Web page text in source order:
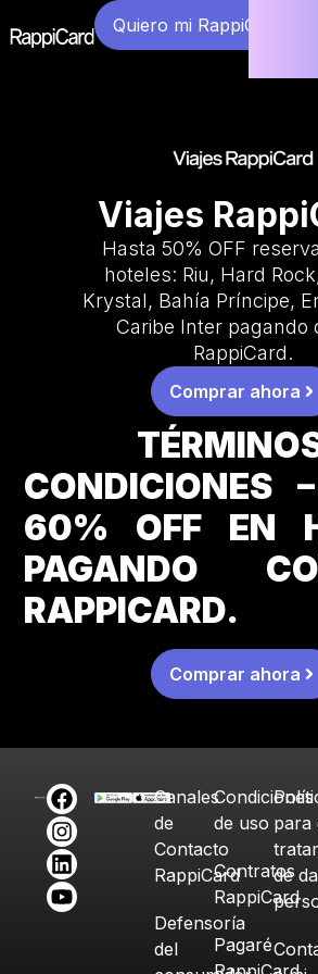
Quiero mi RappiCard
Viajes
Hasta 50% OFF
hoteles: Riu, Hard
Krystal, Bahía Príncipe,
Caribe Inter pagando
RappiCard.
Comprar ahora
CONDICIONES
60% OFF EN
PAGANDO
RAPPICARD.
Comprar ahora
Canales
de
Contacto
RappiCard
Defensoría
del
Condiciones
de uso
Contratos
RappiCard
Pagaré
para
de